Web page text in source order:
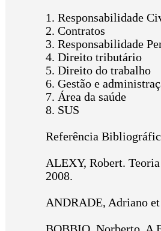
1. Responsabilidade
2. Contratos
3. Responsabilidade
4. Direito tributário
5. Direito do trabalho
6. Gestão e
7. Área da saúde
8. SUS
Referência
ALEXY, Robert.
2008.
ANDRADE, Adriano